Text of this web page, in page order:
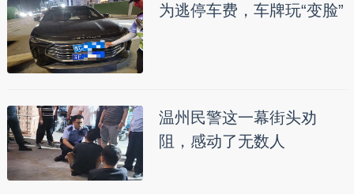
为逃停车费，车牌玩“变脸”
温州民警这一幕街头劝
阻，感动了无数人